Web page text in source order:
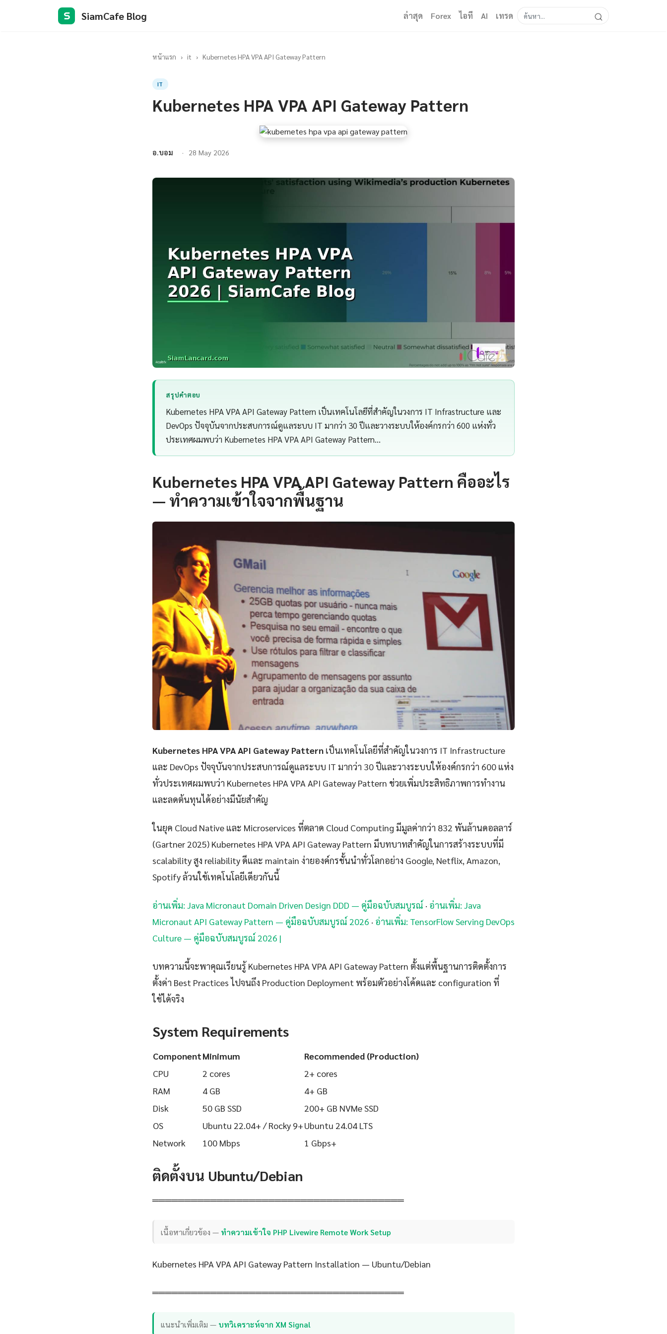
S SiamCafe Blog ล่าสุด Forex ไอที AI เทรด
หน้าแรก › it › Kubernetes HPA VPA API Gateway Pattern
IT
Kubernetes HPA VPA API Gateway Pattern
อ.บอม 28 May 2026
สรุปคำตอบ
Kubernetes HPA VPA API Gateway Pattern เป็นเทคโนโลยีที่สำคัญในวงการ IT Infrastructure และ
DevOps ปัจจุบันจากประสบการณ์ดูแลระบบ IT มากว่า 30 ปีและวางระบบให้องค์กรกว่า 600 แห่งทั่ว
ประเทศผมพบว่า Kubernetes HPA VPA API Gateway Pattern…
Kubernetes HPA VPA API Gateway Pattern คืออะไร
— ทำความเข้าใจจากพื้นฐาน
Kubernetes HPA VPA API Gateway Pattern เป็นเทคโนโลยีที่สำคัญในวงการ IT Infrastructure
และ DevOps ปัจจุบันจากประสบการณ์ดูแลระบบ IT มากว่า 30 ปีและวางระบบให้องค์กรกว่า 600 แห่ง
ทั่วประเทศผมพบว่า Kubernetes HPA VPA API Gateway Pattern ช่วยเพิ่มประสิทธิภาพการทำงาน
และลดต้นทุนได้อย่างมีนัยสำคัญ
ในยุค Cloud Native และ Microservices ที่ตลาด Cloud Computing มีมูลค่ากว่า 832 พันล้านดอลลาร์
(Gartner 2025) Kubernetes HPA VPA API Gateway Pattern มีบทบาทสำคัญในการสร้างระบบที่มี
scalability สูง reliability ดีและ maintain ง่ายองค์กรชั้นนำทั่วโลกอย่าง Google, Netflix, Amazon,
Spotify ล้วนใช้เทคโนโลยีเดียวกันนี้
อ่านเพิ่ม: Java Micronaut Domain Driven Design DDD — คู่มือฉบับสมบูรณ์ · อ่านเพิ่ม: Java
Micronaut API Gateway Pattern — คู่มือฉบับสมบูรณ์ 2026 · อ่านเพิ่ม: TensorFlow Serving DevOps
Culture — คู่มือฉบับสมบูรณ์ 2026 |
บทความนี้จะพาคุณเรียนรู้ Kubernetes HPA VPA API Gateway Pattern ตั้งแต่พื้นฐานการติดตั้งการ
ตั้งค่า Best Practices ไปจนถึง Production Deployment พร้อมตัวอย่างโค้ดและ configuration ที่
ใช้ได้จริง
System Requirements
ComponentMinimum
Recommended (Production)
CPU
2 cores
2+ cores
RAM
4 GB
4+ GB
Disk
50 GB SSD
200+ GB NVMe SSD
OS
Ubuntu 22.04+ / Rocky 9+Ubuntu 24.04 LTS
Network
100 Mbps 1 Gbps+
ติดตั้งบน Ubuntu/Debian
═══════════════════════════════════════
เนื้อหาเกี่ยวข้อง — ทำความเข้าใจ PHP Livewire Remote Work Setup
Kubernetes HPA VPA API Gateway Pattern Installation — Ubuntu/Debian
═══════════════════════════════════════
แนะนำเพิ่มเติม — บทวิเคราะห์จาก XM Signal